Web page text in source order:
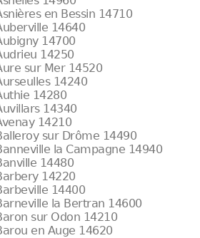
en Bessin 14710
14640
14700
14250
sur Mer 14520
14240
14280
14340
14210
sur Drôme 14490
la Campagne 14940
14480
14220
14400
la Bertran 14600
sur Odon 14210
en Auge 14620